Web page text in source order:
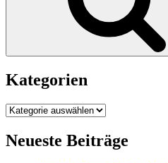
Kategorien
Kategorien
Neueste Beiträge